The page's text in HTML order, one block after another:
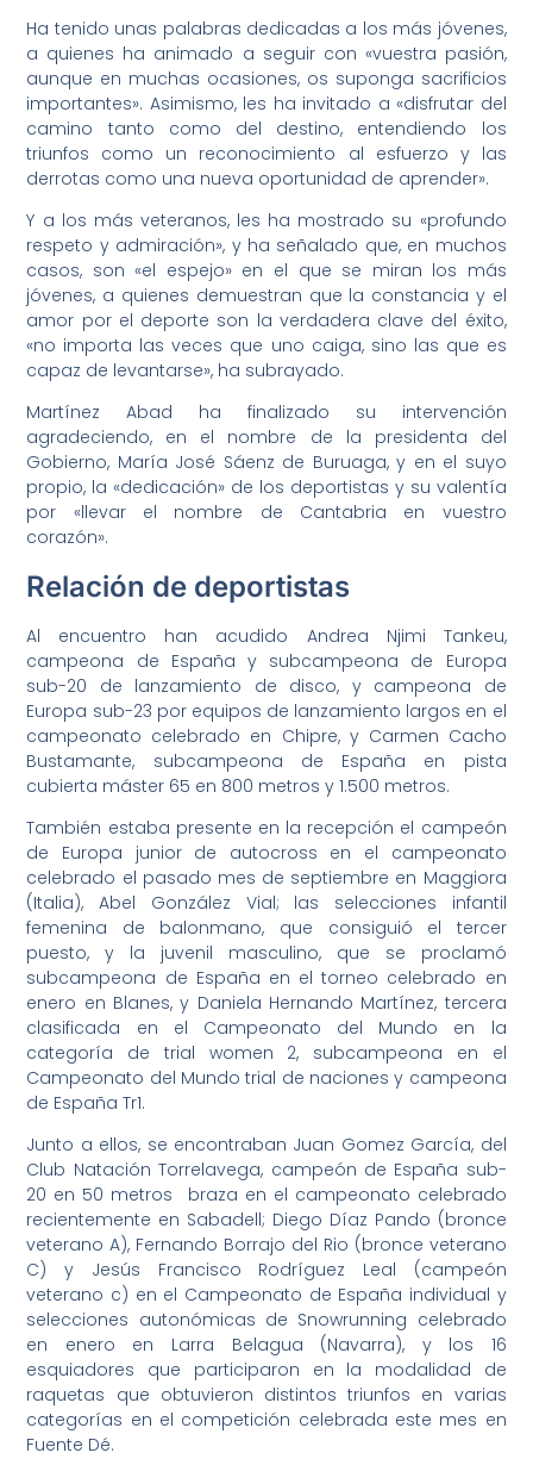
Ha tenido unas palabras dedicadas a los más jóvenes,
a quienes ha animado a seguir con «vuestra pasión,
aunque en muchas ocasiones, os suponga sacrificios
importantes». Asimismo, les ha invitado a «disfrutar del
camino tanto como del destino, entendiendo los
triunfos como un reconocimiento al esfuerzo y las
derrotas como una nueva oportunidad de aprender».
Y a los más veteranos, les ha mostrado su «profundo
respeto y admiración», y ha señalado que, en muchos
casos, son «el espejo» en el que se miran los más
jóvenes, a quienes demuestran que la constancia y el
amor por el deporte son la verdadera clave del éxito,
«no importa las veces que uno caiga, sino las que es
capaz de levantarse», ha subrayado.
Martínez Abad ha finalizado su intervención
agradeciendo, en el nombre de la presidenta del
Gobierno, María José Sáenz de Buruaga, y en el suyo
propio, la «dedicación» de los deportistas y su valentía
por «llevar el nombre de Cantabria en vuestro
corazón».
Relación de deportistas
Al encuentro han acudido Andrea Njimi Tankeu,
campeona de España y subcampeona de Europa
sub-20 de lanzamiento de disco, y campeona de
Europa sub-23 por equipos de lanzamiento largos en el
campeonato celebrado en Chipre, y Carmen Cacho
Bustamante, subcampeona de España en pista
cubierta máster 65 en 800 metros y 1.500 metros.
También estaba presente en la recepción el campeón
de Europa junior de autocross en el campeonato
celebrado el pasado mes de septiembre en Maggiora
(Italia), Abel González Vial; las selecciones infantil
femenina de balonmano, que consiguió el tercer
puesto, y la juvenil masculino, que se proclamó
subcampeona de España en el torneo celebrado en
enero en Blanes, y Daniela Hernando Martínez, tercera
clasificada en el Campeonato del Mundo en la
categoría de trial women 2, subcampeona en el
Campeonato del Mundo trial de naciones y campeona
de España Tr1.
Junto a ellos, se encontraban Juan Gomez García, del
Club Natación Torrelavega, campeón de España sub-
20 en 50 metros braza en el campeonato celebrado
recientemente en Sabadell; Diego Díaz Pando (bronce
veterano A), Fernando Borrajo del Rio (bronce veterano
C) y Jesús Francisco Rodríguez Leal (campeón
veterano c) en el Campeonato de España individual y
selecciones autonómicas de Snowrunning celebrado
en enero en Larra Belagua (Navarra), y los 16
esquiadores que participaron en la modalidad de
raquetas que obtuvieron distintos triunfos en varias
categorías en el competición celebrada este mes en
Fuente Dé.